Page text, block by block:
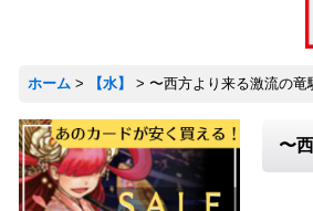
ホーム > 【水】 > 〜西方より来る激流の竜
〜